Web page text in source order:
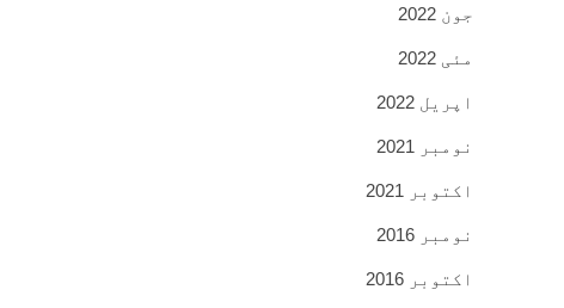
جون 2022
مئی 2022
اپریل 2022
نومبر 2021
اکتوبر 2021
نومبر 2016
اکتوبر 2016